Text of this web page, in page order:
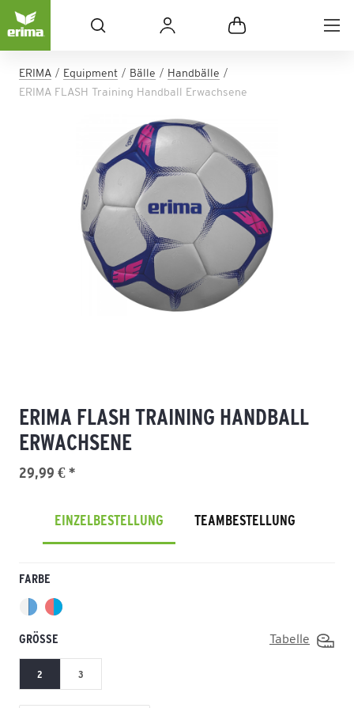
ERIMA Equipment Bälle
Handbälle
ERIMA FLASH Training Handball Erwachsene
ERIMA FLASH TRAINING HANDBALL
ERWACHSENE
29,99 € *
EINZELBESTELLUNG TEAMBESTELLUNG
FARBE
GRÖSSE Tabelle
2 3